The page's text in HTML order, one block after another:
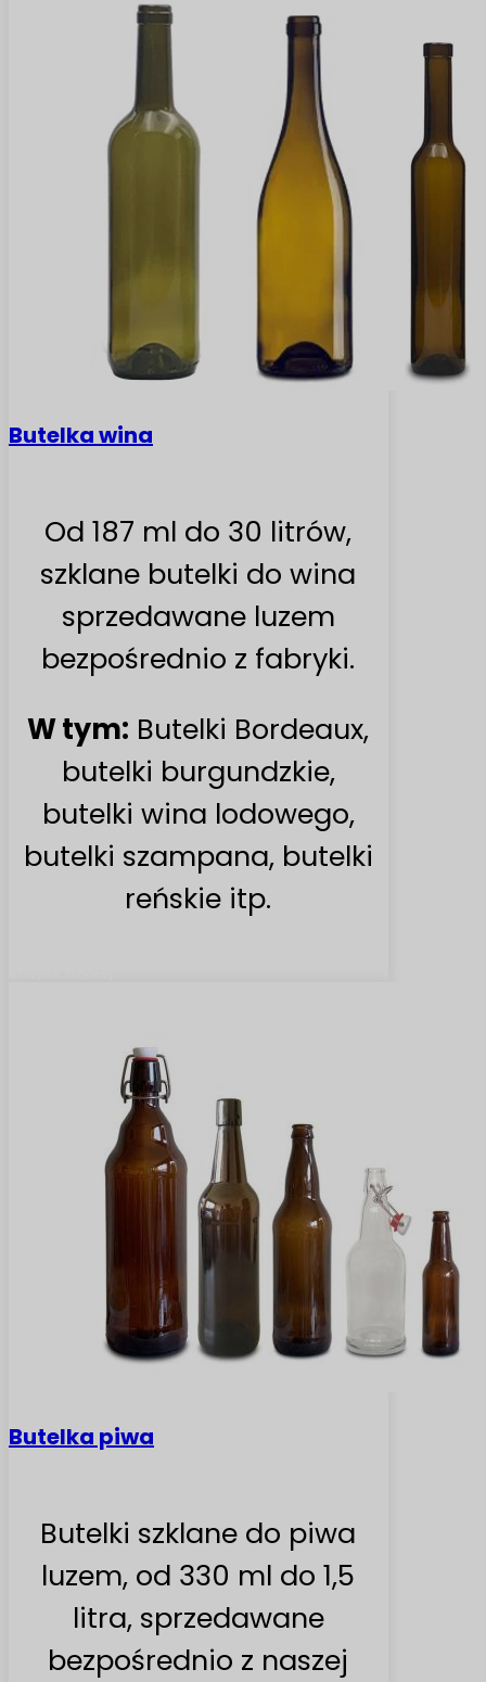
Butelka wina
Od 187 ml do 30 litrów,
szklane butelki do wina
sprzedawane luzem
bezpośrednio z fabryki.
W tym: Butelki Bordeaux,
butelki burgundzkie,
butelki wina lodowego,
butelki szampana, butelki
reńskie itp.
Butelka piwa
Butelki szklane do piwa
luzem, od 330 ml do 1,5
litra, sprzedawane
bezpośrednio z naszej